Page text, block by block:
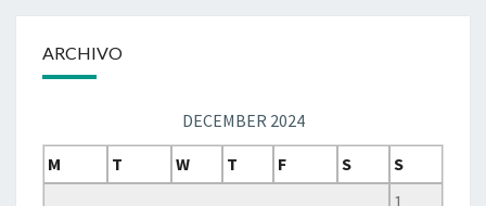
ARCHIVO
DECEMBER 2024
M
T W T F S
S
1